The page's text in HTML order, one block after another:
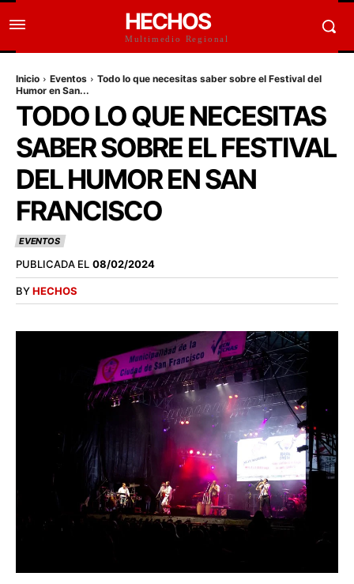
HECHOS
Multimedio Regional
Inicio Eventos
Todo lo que necesitas saber sobre el Festival del
Humor en San...
TODO LO QUE NECESITAS
SABER SOBRE EL FESTIVAL
DEL HUMOR EN SAN
FRANCISCO
EVENTOS
PUBLICADA EL 08/02/2024
BYHECHOS